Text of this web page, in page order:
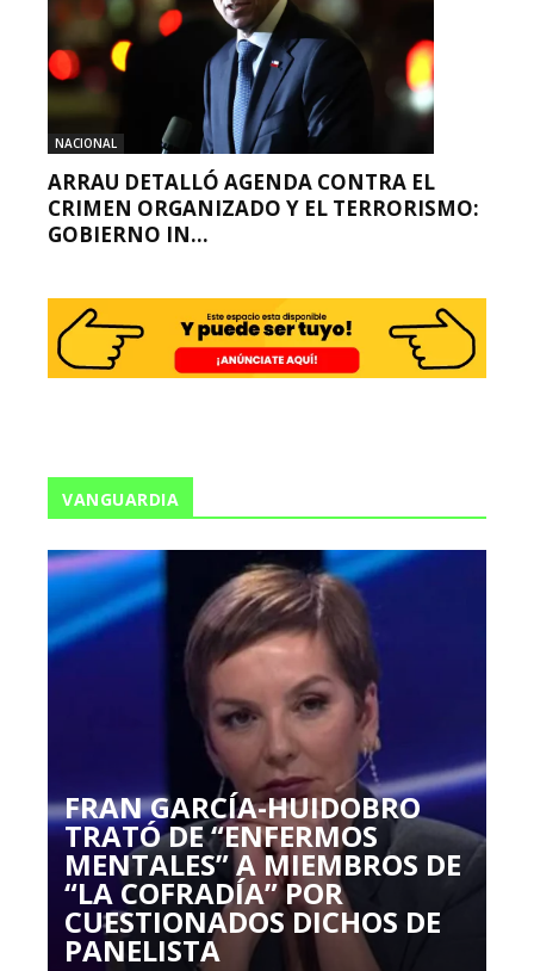
NACIONAL
ARRAU DETALLÓ AGENDA CONTRA EL
CRIMEN ORGANIZADO Y EL TERRORISMO:
GOBIERNO IN...
VANGUARDIA
FRAN GARCÍA-HUIDOBRO
TRATÓ DE “ENFERMOS
MENTALES” A MIEMBROS DE
“LA COFRADÍA” POR
CUESTIONADOS DICHOS DE
PANELISTA